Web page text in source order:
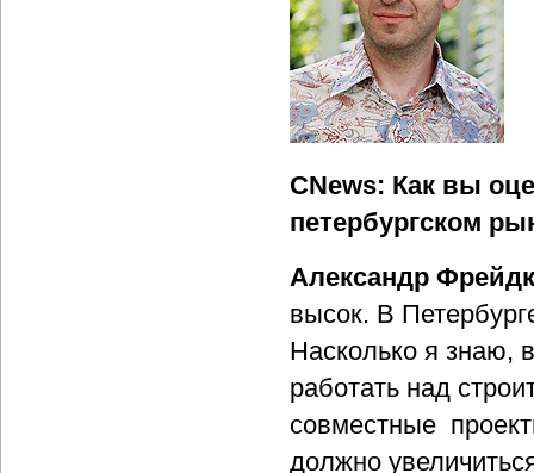
CNews: Как вы
петербургском
Александр
высок. В
Насколько я знаю,
работать над
совместные
должно